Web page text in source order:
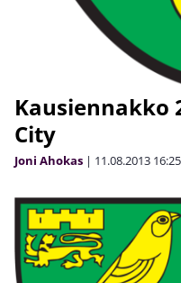
Kausiennakko
City
Joni Ahokas | 11.08.2013 16:25